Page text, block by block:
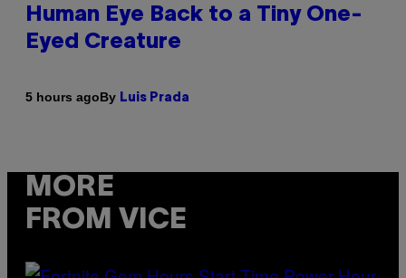
Human Eye Back to a Tiny One-
Eyed Creature
5 hours agoBy Luis Prada
MORE
FROM VICE